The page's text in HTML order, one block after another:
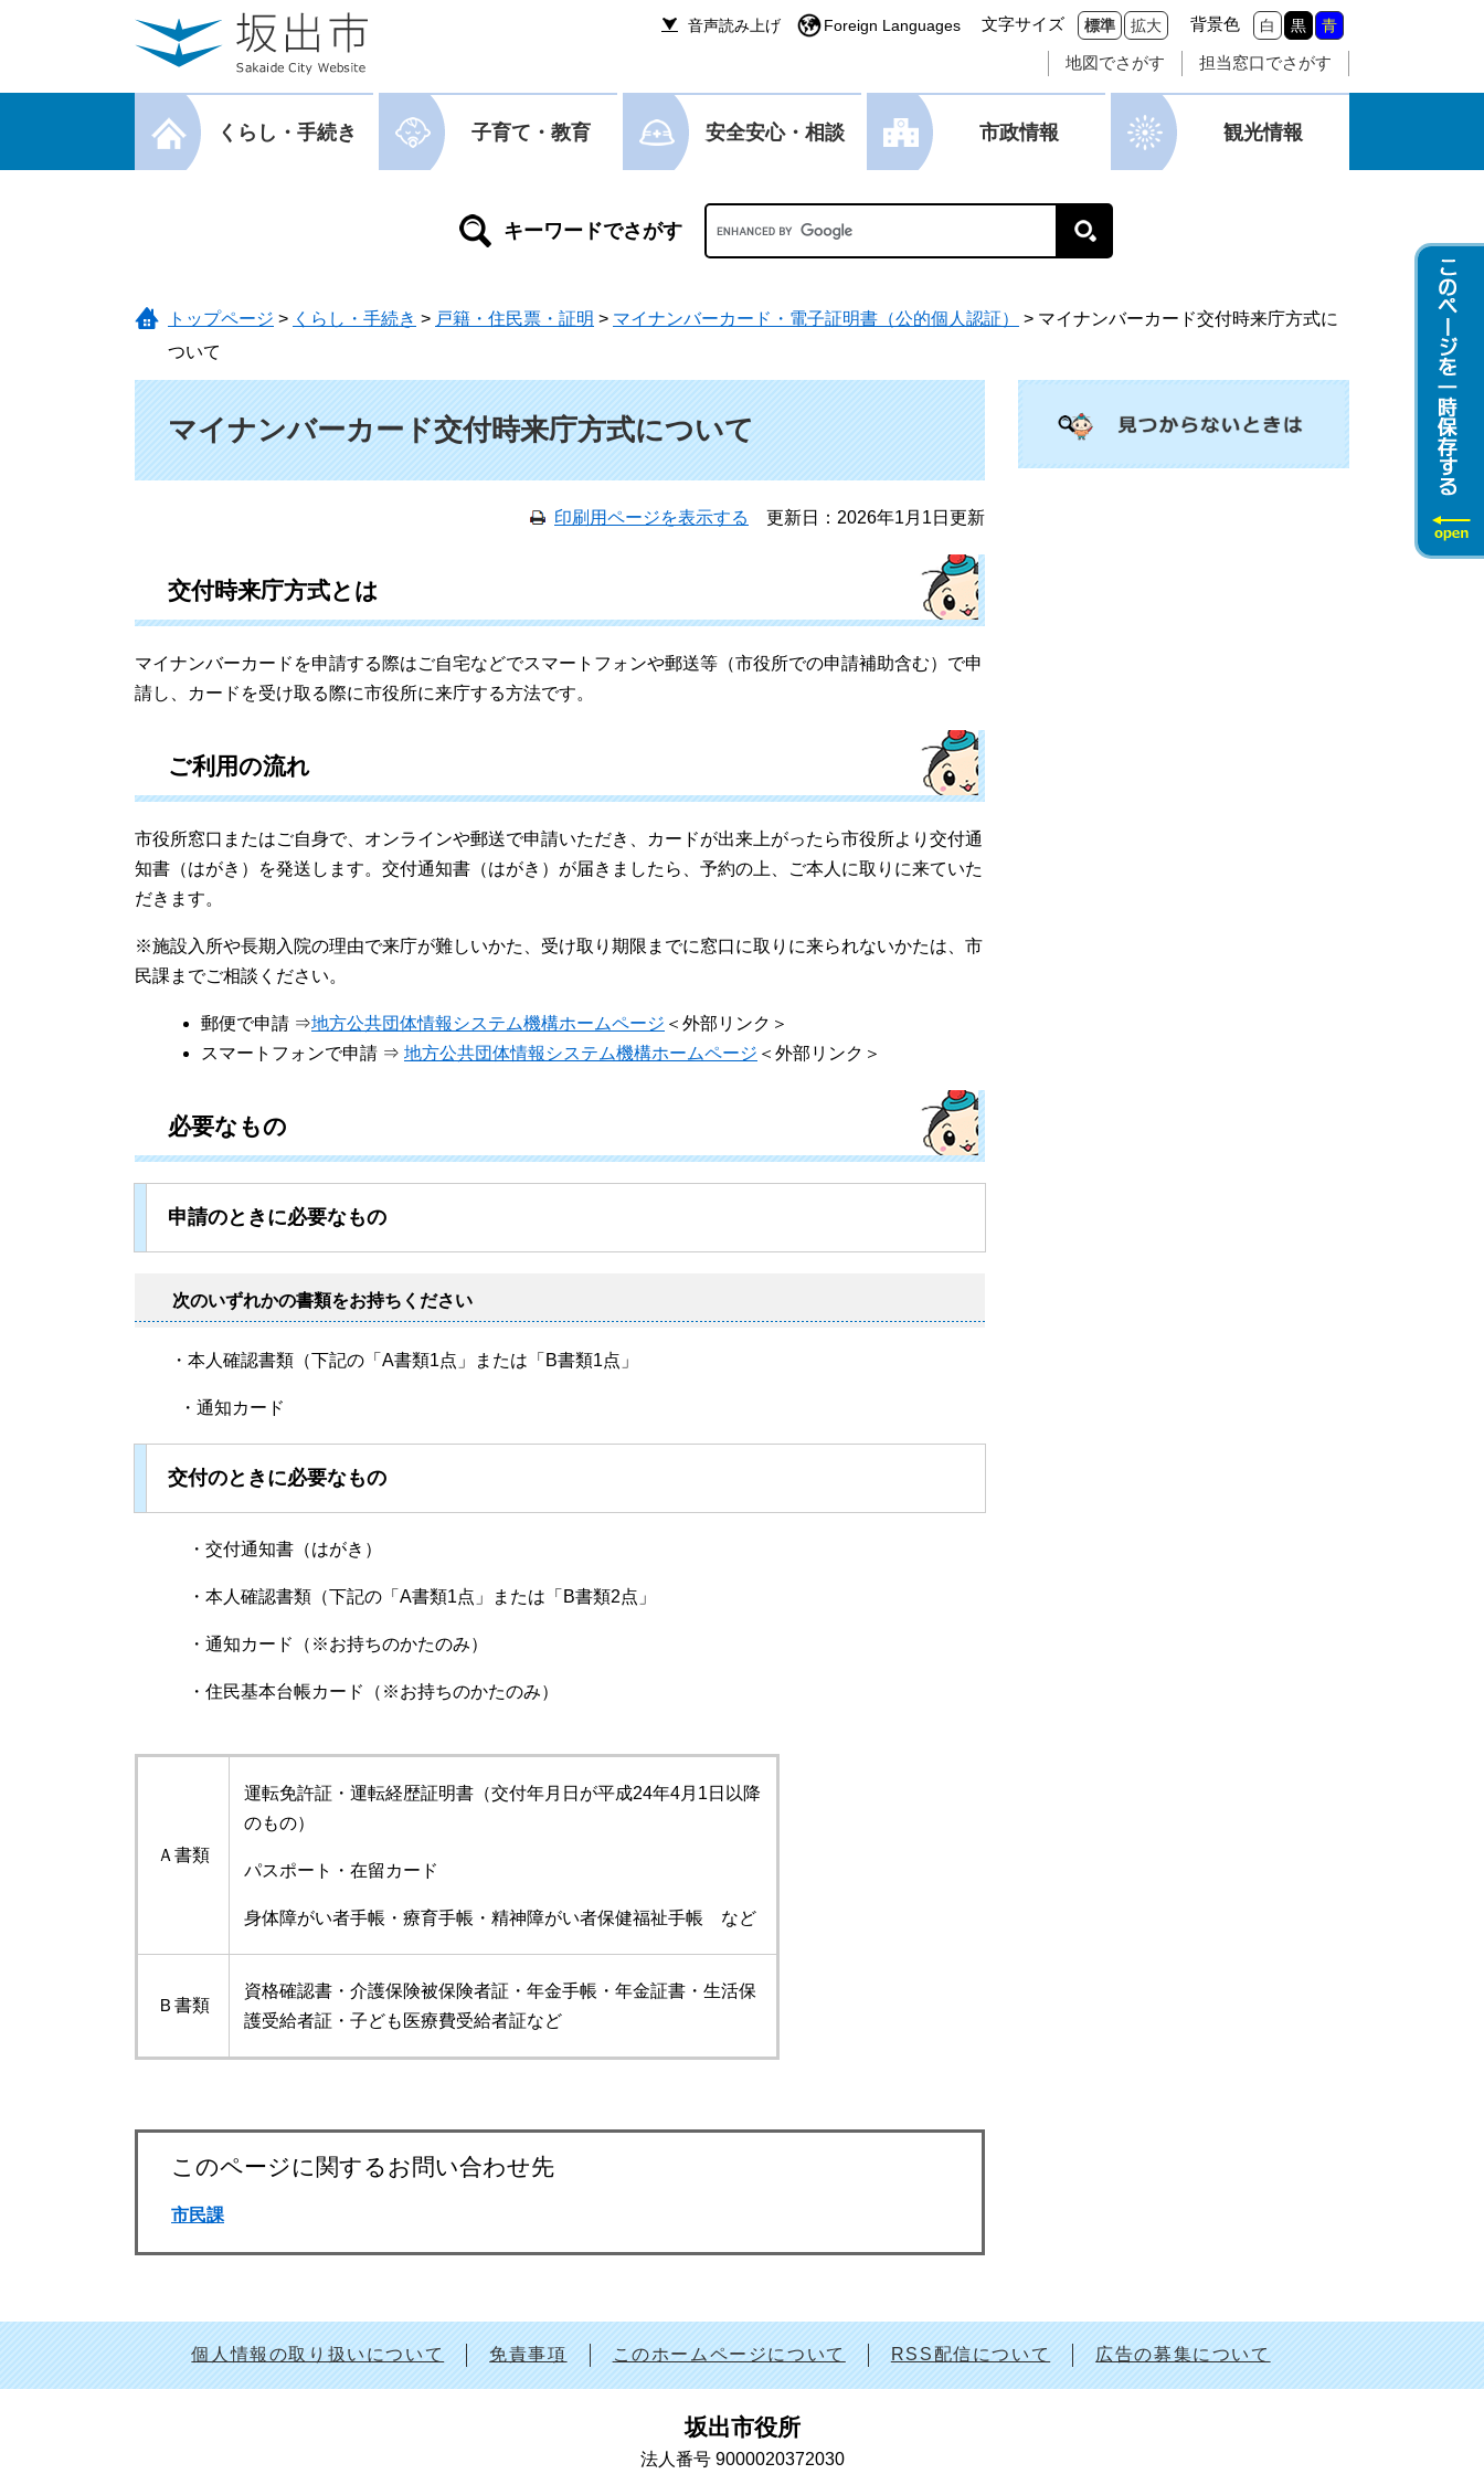
音声読み上げ Foreign Languages 文字サイズ 標準 拡大 背景色 白 黒 青
地図でさがす 担当窓口でさがす
メニューを閉じる
くらし・手続き 子育て・教育 安全安心・相談 市政情報 観光情報
Googleカスタム検索
トップページ > くらし・手続き > 戸籍・住民票・証明 > マイナンバーカード・電子証明書（公的個人認証） > マイナンバーカード交付時来庁方式に
ついて
マイナンバーカード交付時来庁方式について
印刷用ページを表示する 更新日：2026年1月1日更新
交付時来庁方式とは
マイナンバーカードを申請する際はご自宅などでスマートフォンや郵送等（市役所での申請補助含む）で申
請し、カードを受け取る際に市役所に来庁する方法です。
ご利用の流れ
市役所窓口またはご自身で、オンラインや郵送で申請いただき、カードが出来上がったら市役所より交付通
知書（はがき）を発送します。交付通知書（はがき）が届きましたら、予約の上、ご本人に取りに来ていた
だきます。
※施設入所や長期入院の理由で来庁が難しいかた、受け取り期限までに窓口に取りに来られないかたは、市
民課までご相談ください。
郵便で申請 ⇒地方公共団体情報システム機構ホームページ ＜外部リンク＞
スマートフォンで申請 ⇒ 地方公共団体情報システム機構ホームページ ＜外部リンク＞
必要なもの
申請のときに必要なもの
次のいずれかの書類をお持ちください
・本人確認書類（下記の「A書類1点」または「B書類1点」
・通知カード
交付のときに必要なもの
・交付通知書（はがき）
・本人確認書類（下記の「A書類1点」または「B書類2点」
・通知カード（※お持ちのかたのみ）
・住民基本台帳カード（※お持ちのかたのみ）
Ａ書類
運転免許証・運転経歴証明書（交付年月日が平成24年4月1日以降
のもの）
パスポート・在留カード
身体障がい者手帳・療育手帳・精神障がい者保健福祉手帳 など
Ｂ書類
資格確認書・介護保険被保険者証・年金手帳・年金証書・生活保
護受給者証・子ども医療費受給者証など
このページに関するお問い合わせ先
市民課
個人情報の取り扱いについて 免責事項 このホームページについて RSS配信について 広告の募集について
坂出市役所
法人番号 9000020372030